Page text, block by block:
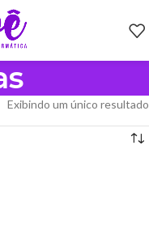
Exibindo um único resultado